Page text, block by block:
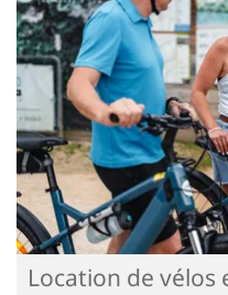
Location de vélos